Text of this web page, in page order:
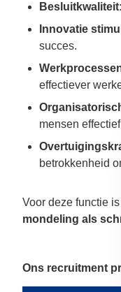
Besluitkwaliteit:
Innovatie
succes.
effectiever
mensen
betrokkenheid
Voor deze functie
mondeling als
Ons recruitment